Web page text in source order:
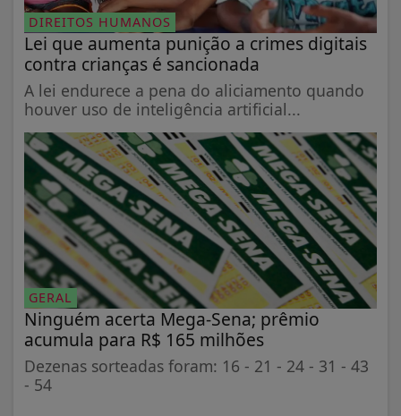
DIREITOS HUMANOS
Lei que aumenta punição a crimes digitais
contra crianças é sancionada
A lei endurece a pena do aliciamento quando
houver uso de inteligência artificial...
GERAL
Ninguém acerta Mega-Sena; prêmio
acumula para R$ 165 milhões
Dezenas sorteadas foram: 16 - 21 - 24 - 31 - 43
- 54